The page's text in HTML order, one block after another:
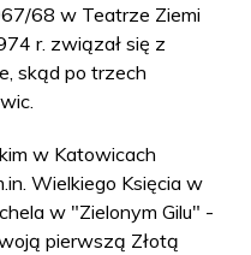
68 w Teatrze Ziemi
r. związał się z
skąd po trzech
w Katowicach
Wielkiego Księcia w
w "Zielonym Gilu" -
pierwszą Złotą